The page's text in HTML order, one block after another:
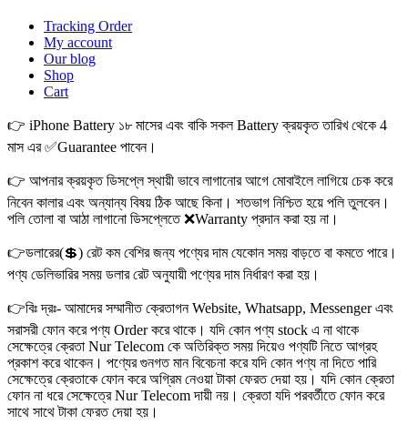
Tracking Order
My account
Our blog
Shop
Cart
👉 iPhone Battery ১৮ মাসের এবং বাকি সকল Battery ক্রয়কৃত তারিখ থেকে 4
মাস এর ✅Guarantee পাবেন।
👉 আপনার ক্রয়কৃত ডিসপ্লে স্থায়ী ভাবে লাগানোর আগে মোবাইলে লাগিয়ে চেক করে
নিবেন কালার এবং অন্যান্য বিষয় ঠিক আছে কিনা। শতভাগ নিশ্চিত হয়ে পলি তুলবেন।
পলি তোলা বা আঠা লাগানো ডিসপ্লেতে ❌Warranty প্রদান করা হয় না।
👉ডলারের(💲) রেট কম বেশির জন্য পণ্যের দাম যেকোন সময় বাড়তে বা কমতে পারে।
পণ্য ডেলিভারির সময় ডলার রেট অনুযায়ী পণ্যের দাম নির্ধারণ করা হয়।
👉বিঃ দ্রঃ- আমাদের সম্মানীত ক্রেতাগন Website, Whatsapp, Messenger এবং
সরাসরী ফোন করে পণ্য Order করে থাকে। যদি কোন পণ্য stock এ না থাকে
সেক্ষেত্রে ক্রেতা Nur Telecom কে অতিরিক্ত সময় দিয়েও পণ্যটি নিতে আগ্রহ
প্রকাশ করে থাকেন। পণ্যের গুনগত মান বিবেচনা করে যদি কোন পণ্য না দিতে পারি
সেক্ষেত্রে ক্রেতাকে ফোন করে অগ্রিম নেওয়া টাকা ফেরত দেয়া হয়। যদি কোন ক্রেতা
ফোন না ধরে সেক্ষেত্রে Nur Telecom দায়ী নয়। ক্রেতা যদি পরবর্তীতে ফোন করে
সাথে সাথে টাকা ফেরত দেয়া হয়।